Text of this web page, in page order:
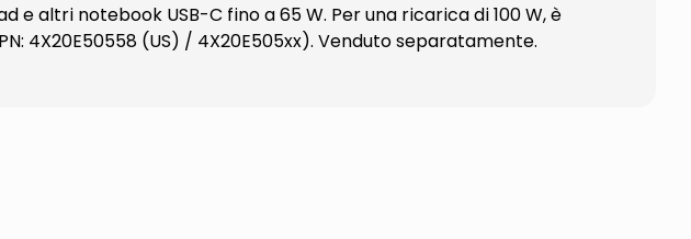
altri notebook USB-C fino a 65 W. Per una ricarica di 100 W, è
4X20E50558 (US) / 4X20E505xx). Venduto separatamente.